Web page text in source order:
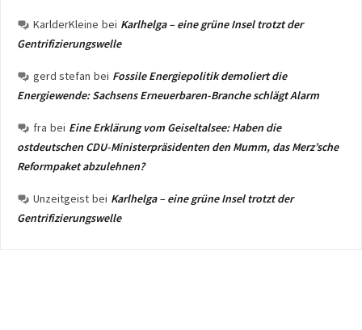
KarlderKleine bei Karlhelga – eine grüne Insel trotzt der
Gentrifizierungswelle
gerd stefan bei Fossile Energiepolitik demoliert die
Energiewende: Sachsens Erneuerbaren-Branche schlägt Alarm
fra bei Eine Erklärung vom Geiseltalsee: Haben die
ostdeutschen CDU-Ministerpräsidenten den Mumm, das Merz’sche
Reformpaket abzulehnen?
Unzeitgeist bei Karlhelga – eine grüne Insel trotzt der
Gentrifizierungswelle